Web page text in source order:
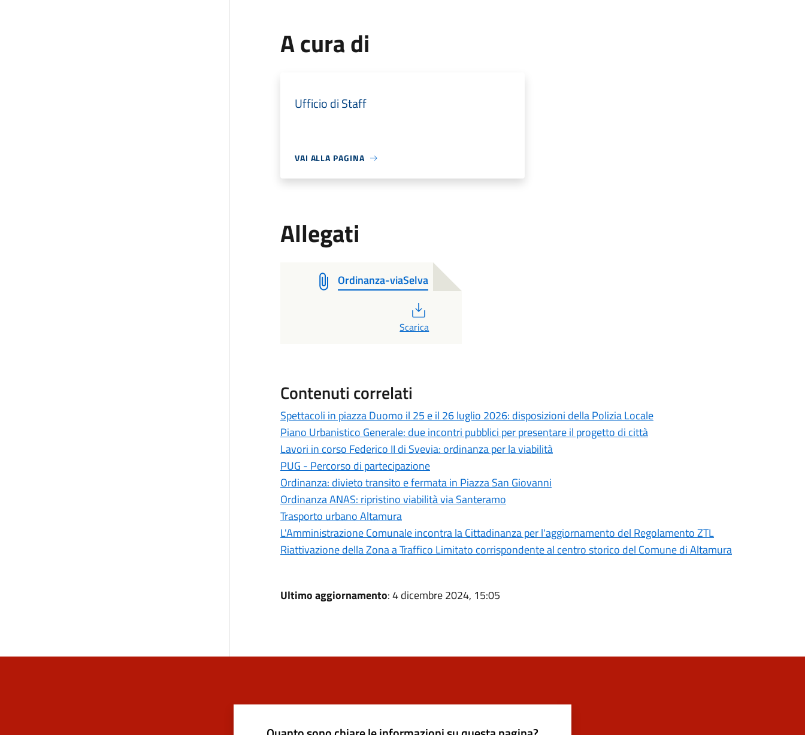
A cura di
Ufficio di Staff
VAI ALLA PAGINA
Allegati
Ordinanza-viaSelva
Scarica
Contenuti correlati
Spettacoli in piazza Duomo il 25 e il 26 luglio 2026: disposizioni della Polizia Locale
Piano Urbanistico Generale: due incontri pubblici per presentare il progetto di città
Lavori in corso Federico II di Svevia: ordinanza per la viabilità
PUG - Percorso di partecipazione
Ordinanza: divieto transito e fermata in Piazza San Giovanni
Ordinanza ANAS: ripristino viabilità via Santeramo
Trasporto urbano Altamura
L'Amministrazione Comunale incontra la Cittadinanza per l'aggiornamento del Regolamento ZTL
Riattivazione della Zona a Traffico Limitato corrispondente al centro storico del Comune di Altamura
Ultimo aggiornamento: 4 dicembre 2024, 15:05